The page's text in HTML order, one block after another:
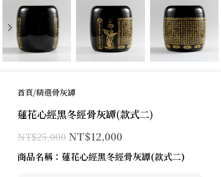
首頁 精選骨灰罈
蓮花心經黑冬經骨灰罈(款式二)
NT$25,000 NT$12,000
商品名稱：蓮花心經黑冬經骨灰罈(款式二)